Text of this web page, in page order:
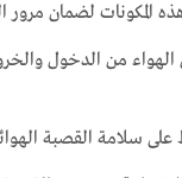
المكونات لضمان مرور
الهواء من الدخول
على سلامة القصبة